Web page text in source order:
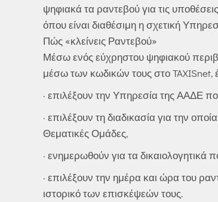
ψηφιακά τα ραντεβού για τις
όπου είναι διαθέσιμη η σχετική
Πώς «κλείνεις Ραντεβού»
Μέσω ενός εύχρηστου ψηφιακού
μέσω των κωδικών τους στο TAXISnet,
· επιλέξουν την Υπηρεσία της ΑΑΔΕ
· επιλέξουν τη διαδικασία για την
Θεματικές Ομάδες,
· ενημερωθούν για τα
· επιλέξουν την ημέρα και ώρα του
ιστορικό των επισκέψεών τους.